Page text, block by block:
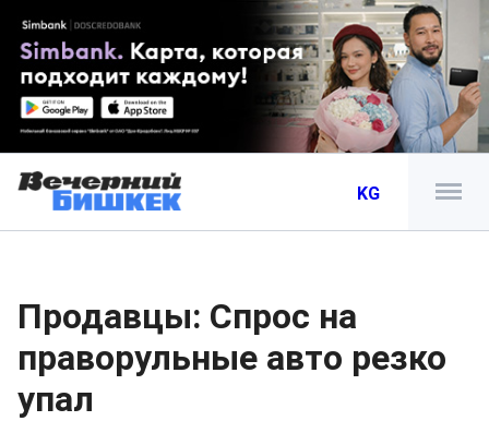
KG
Продавцы: Спрос на
праворульные авто резко
упал